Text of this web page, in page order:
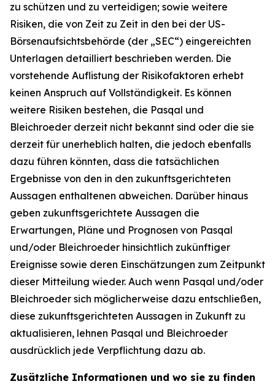
zu schützen und zu verteidigen; sowie weitere
Risiken, die von Zeit zu Zeit in den bei der US-
Börsenaufsichtsbehörde (der „SEC“) eingereichten
Unterlagen detailliert beschrieben werden. Die
vorstehende Auflistung der Risikofaktoren erhebt
keinen Anspruch auf Vollständigkeit. Es können
weitere Risiken bestehen, die Pasqal und
Bleichroeder derzeit nicht bekannt sind oder die sie
derzeit für unerheblich halten, die jedoch ebenfalls
dazu führen könnten, dass die tatsächlichen
Ergebnisse von den in den zukunftsgerichteten
Aussagen enthaltenen abweichen. Darüber hinaus
geben zukunftsgerichtete Aussagen die
Erwartungen, Pläne und Prognosen von Pasqal
und/oder Bleichroeder hinsichtlich zukünftiger
Ereignisse sowie deren Einschätzungen zum Zeitpunkt
dieser Mitteilung wieder. Auch wenn Pasqal und/oder
Bleichroeder sich möglicherweise dazu entschließen,
diese zukunftsgerichteten Aussagen in Zukunft zu
aktualisieren, lehnen Pasqal und Bleichroeder
ausdrücklich jede Verpflichtung dazu ab.
Zusätzliche Informationen und wo sie zu finden